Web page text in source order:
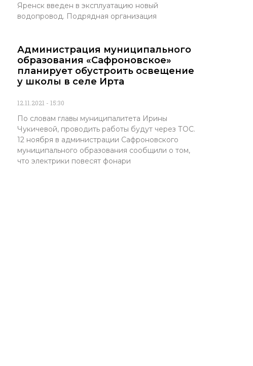
Яренск введен в эксплуатацию новый
водопровод. Подрядная организация
Администрация муниципального
образования «Сафроновское»
планирует обустроить освещение
у школы в селе Ирта
12.11.2021 15:30
По словам главы муниципалитета Ирины
Чукичевой, проводить работы будут через ТОС.
12 ноября в администрации Сафроновского
муниципального образования сообщили о том,
что электрики повесят фонари